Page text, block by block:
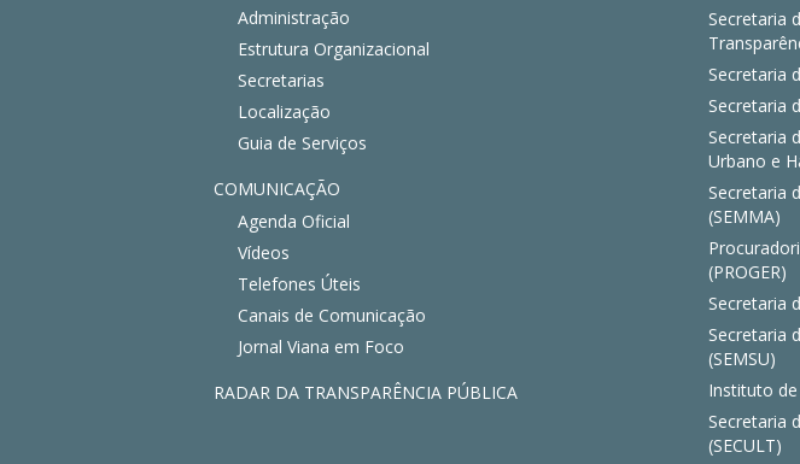
Administração
Estrutura Organizacional
Secretarias
Localização
Guia de Serviços
COMUNICAÇÃO
Agenda Oficial
Vídeos
Telefones Úteis
Canais de Comunicação
Jornal Viana em Foco
RADAR DA TRANSPARÊNCIA PÚBLICA
Secretaria
Secretaria
Secretaria
Secretaria
Urbano e
Secretaria
(SEMMA)
(PROGER)
Secretaria
Secretaria
(SEMSU)
Instituto de
Secretaria
(SECULT)